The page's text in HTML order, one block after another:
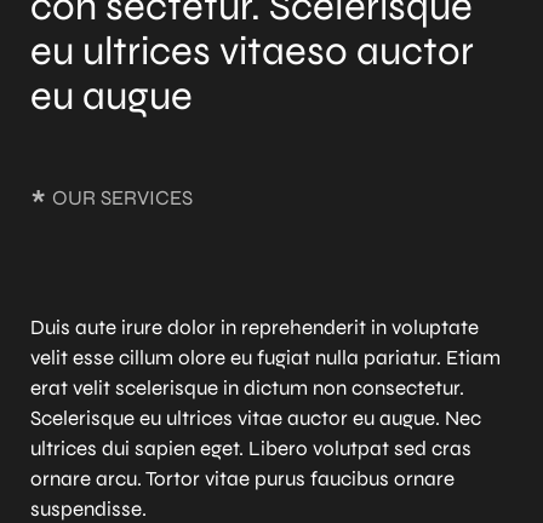
eu ultrices vitaeso auctor
eu augue
* OUR SERVICES
Duis aute irure dolor in reprehenderit in voluptate
velit esse cillum olore eu fugiat nulla pariatur. Etiam
erat velit scelerisque in dictum non consectetur.
Scelerisque eu ultrices vitae auctor eu augue. Nec
ultrices dui sapien eget. Libero volutpat sed cras
ornare arcu. Tortor vitae purus faucibus ornare
suspendisse.